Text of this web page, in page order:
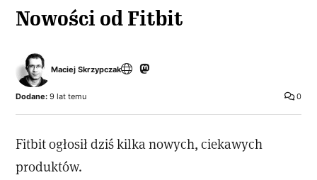
Nowości od Fitbit
Maciej Skrzypczak
0
Dodane: 9 lat temu
Fitbit ogłosił dziś kilka nowych, ciekawych
produktów.